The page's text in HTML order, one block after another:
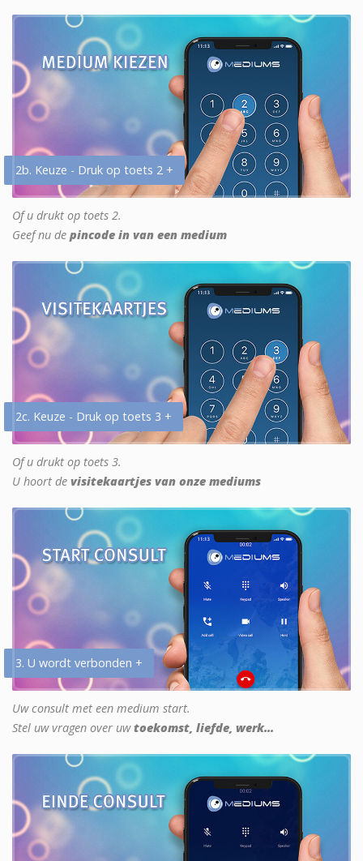
2b. Keuze - Druk op toets 2 +
Of u drukt op toets 2.
Geef nu de pincode in van een medium
2c. Keuze - Druk op toets 3 +
Of u drukt op toets 3.
U hoort de visitekaartjes van onze mediums
3. U wordt verbonden +
Uw consult met een medium start.
Stel uw vragen over uwtoekomst, liefde, werk...